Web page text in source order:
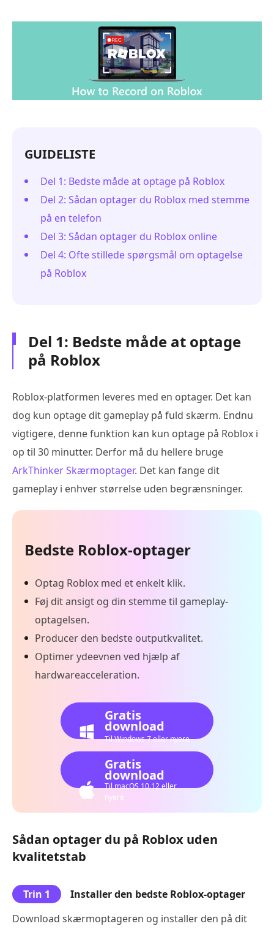
GUIDELISTE
Del 1: Bedste måde at optage på Roblox
Del 2: Sådan optager du Roblox med stemme
på en telefon
Del 3: Sådan optager du Roblox online
Del 4: Ofte stillede spørgsmål om optagelse
på Roblox
Del 1: Bedste måde at optage
på Roblox
Roblox-platformen leveres med en optager. Det kan
dog kun optage dit gameplay på fuld skærm. Endnu
vigtigere, denne funktion kan kun optage på Roblox i
op til 30 minutter. Derfor må du hellere bruge
ArkThinker Skærmoptager. Det kan fange dit
gameplay i enhver størrelse uden begrænsninger.
Bedste Roblox-optager
Optag Roblox med et enkelt klik.
Føj dit ansigt og din stemme til gameplay-
optagelsen.
Producer den bedste outputkvalitet.
Optimer ydeevnen ved hjælp af
hardwareacceleration.
Gratis
download
Til Windows 7 eller nyere
Gratis
download
Til macOS 10.12 eller
nyere
Sådan optager du på Roblox uden
kvalitetstab
Trin 1
Installer den bedste Roblox-optager
Download skærmoptageren og installer den på dit